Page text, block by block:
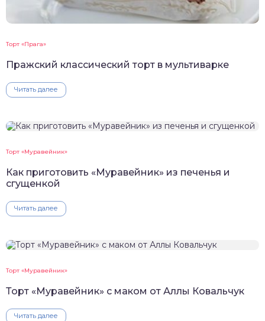
Торт «Прага»
Пражский классический торт в мультиварке
Читать далее
Торт «Муравейник»
Как приготовить «Муравейник» из печенья и
сгущенкой
Читать далее
Торт «Муравейник»
Торт «Муравейник» с маком от Аллы Ковальчук
Читать далее